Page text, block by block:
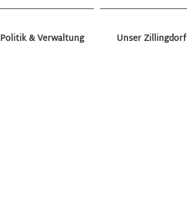
Politik & Verwaltung Unser Zillingdorf